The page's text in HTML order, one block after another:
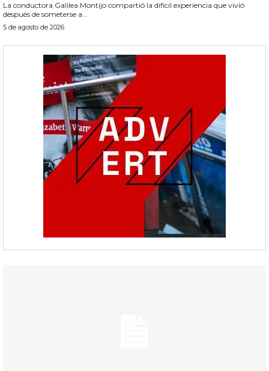
La conductora Galilea Montijo compartió la difícil experiencia que vivió
después de someterse a...
5 de agosto de 2026